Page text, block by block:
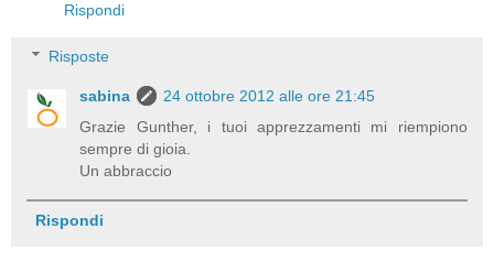
Rispondi
Risposte
sabina
24 ottobre 2012 alle ore 21:45
Grazie Gunther, i tuoi apprezzamenti mi riempiono
sempre di gioia.
Un abbraccio
Rispondi